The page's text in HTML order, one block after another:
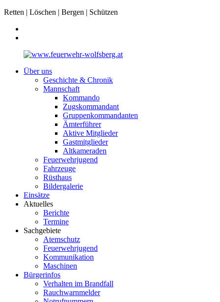
Retten | Löschen | Bergen | Schützen
Über uns
Geschichte & Chronik
Mannschaft
Kommando
Zugskommandant
Gruppenkommandanten
Ämterführer
Aktive Mitglieder
Gastmitglieder
Altkameraden
Feuerwehrjugend
Fahrzeuge
Rüsthaus
Bildergalerie
Einsätze
Aktuelles
Berichte
Termine
Sachgebiete
Atemschutz
Feuerwehrjugend
Kommunikation
Maschinen
Bürgerinfos
Verhalten im Brandfall
Rauchwarnmelder